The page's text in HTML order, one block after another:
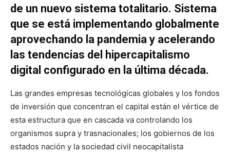
de un nuevo sistema totalitario. Sistema
que se está implementando globalmente
aprovechando la pandemia y acelerando
las tendencias del hipercapitalismo
digital configurado en la última década.
Las grandes empresas tecnológicas globales y los fondos
de inversión que concentran el capital están el vértice de
esta estructura que en cascada va controlando los
organismos supra y trasnacionales; los gobiernos de los
estados nación y la sociedad civil neocapitalista